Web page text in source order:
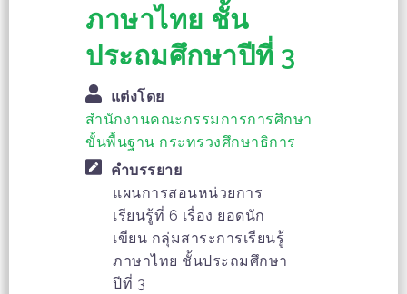
ภาษาไทย ชั้น
ประถมศึกษาปีที่ 3
แต่งโดย
สำนักงานคณะกรรมการการศึกษา
ขั้นพื้นฐาน กระทรวงศึกษาธิการ
คำบรรยาย
แผนการสอนหน่วยการ
เรียนรู้ที่ 6 เรื่อง ยอดนัก
เขียน กลุ่มสาระการเรียนรู้
ภาษาไทย ชั้นประถมศึกษา
ปีที่ 3